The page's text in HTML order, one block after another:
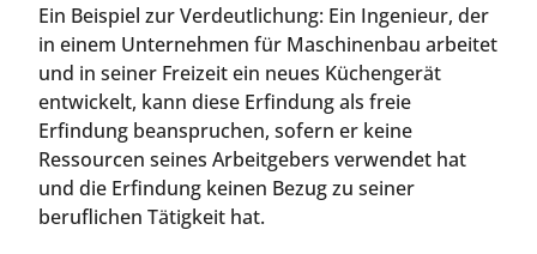
Ein Beispiel zur Verdeutlichung: Ein Ingenieur, der
in einem Unternehmen für Maschinenbau arbeitet
und in seiner Freizeit ein neues Küchengerät
entwickelt, kann diese Erfindung als freie
Erfindung beanspruchen, sofern er keine
Ressourcen seines Arbeitgebers verwendet hat
und die Erfindung keinen Bezug zu seiner
beruflichen Tätigkeit hat.